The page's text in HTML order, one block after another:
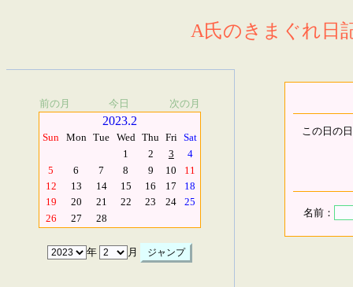
A氏のきまぐれ日
前の月 今日 次の月
2023.2
Sun Mon Tue Wed Thu Fri Sat
1
2 3
4
5
6 7 8 9 10
11
12
13 14 15 16 17
18
19
20 21 22 23 24
25
26
27 28
年 月
この日の
名前：